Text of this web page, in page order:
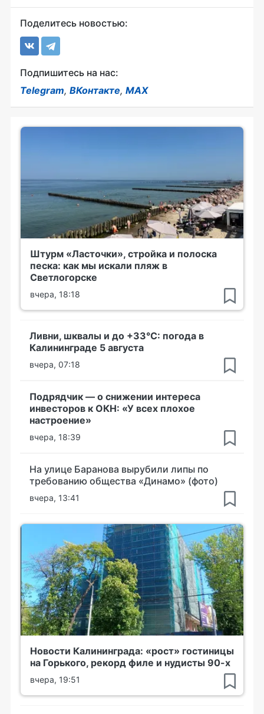
Поделитесь новостью:
Подпишитесь на нас:
Telegram, ВКонтакте, MAX
Штурм «Ласточки», стройка и полоска
песка: как мы искали пляж в
Светлогорске
вчера, 18:18
Ливни, шквалы и до +33°С: погода в
Калининграде 5 августа
вчера, 07:18
Подрядчик — о снижении интереса
инвесторов к ОКН: «У всех плохое
настроение»
вчера, 18:39
На улице Баранова вырубили липы по
требованию общества «Динамо» (фото)
вчера, 13:41
Новости Калининграда: «рост» гостиницы
на Горького, рекорд филе и нудисты 90-х
вчера, 19:51